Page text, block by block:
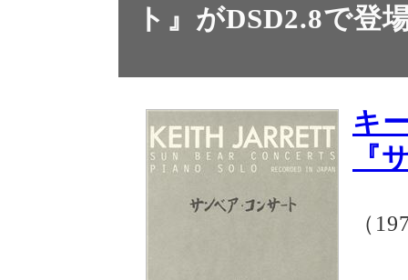
ト』がDSD2.8で登
キ
『
（